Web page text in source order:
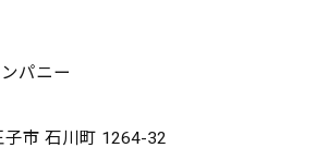
パニー
市 石川町 1264-32